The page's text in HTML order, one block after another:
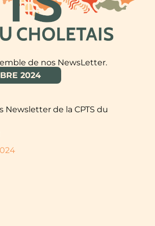
de nos NewsLetter.
2024
Newsletter de la CPTS du